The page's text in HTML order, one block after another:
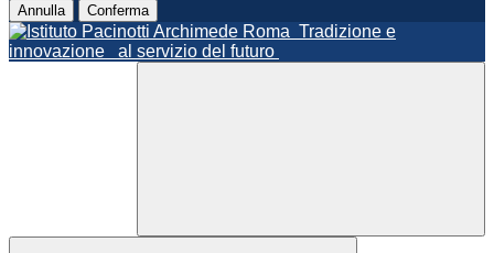
Annulla Conferma
Roma Tradizione e
innovazione
al servizio del futuro